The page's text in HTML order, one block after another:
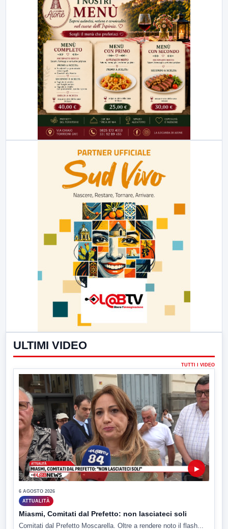
ULTIMI VIDEO
TUTTI I VIDEO
▶
6 AGOSTO 2026
ATTUALITÀ
Miasmi, Comitati dal Prefetto: non lasciateci soli
Comitati dal Prefetto Moscarella. Oltre a rendere noto il flash...